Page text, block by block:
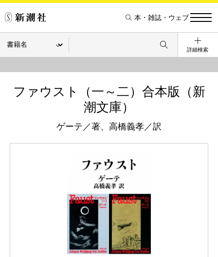
本・雑誌・ウェブ
詳細検索
ファウスト（一～二）合本版（新
潮文庫）
ゲーテ／著、高橋義孝／訳